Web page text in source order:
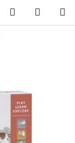
Hľadať
KOŠÍK